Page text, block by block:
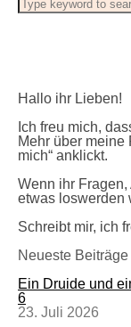
Hallo ihr Lieben!
Ich freu mich,
Mehr über meine
mich“ anklickt.
Wenn ihr
etwas loswerden
Schreibt mir, ich
Neueste Beiträge
Ein Druide und
6
23. Juli 2026